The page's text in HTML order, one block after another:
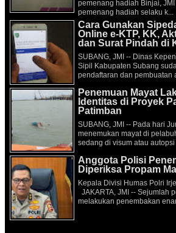
pemenang hadiah Binjai,
pemenang hadiah selaku k...
Cara Gunakan
Online e-KTP, KK,
dan Surat Pindah di
SUBANG, JMI -- Dinas
Sipil Kabupaten Subang
pendaftaran dan pembuatan
Penemuan Mayat
Identitas di Proyek
Patimban
SUBANG, JMI -- Pada hari
menemukan mayat di
sedang di visum atau autopsi
Anggota Polisi
Diperiksa Propam
Kepala Divisi Humas Polri
JAKARTA, JMI -- Sejumlah
melakukan penembakan